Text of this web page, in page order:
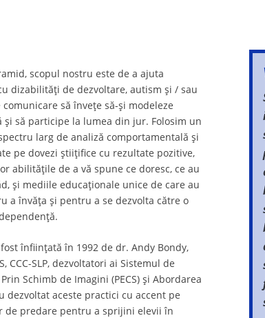
scopul nostru este de a ajuta
dizabilități de dezvoltare, autism și / sau
să învețe să-și modeleze
și să participe la lumea din jur. Folosim un
larg de analiză comportamentală și
pe dovezi știițifice cu rezultate pozitive,
abilitățile de a vă spune ce doresc, ce au
și mediile educaționale unice de care au
a învăța și pentru a se dezvolta către o
înființată în 1992 de dr. Andy Bondy,
CCC-SLP, dezvoltatori ai Sistemul de
Schimb de Imagini (PECS) și Abordarea
dezvoltat aceste practici cu accent pe
de predare pentru a sprijini elevii în